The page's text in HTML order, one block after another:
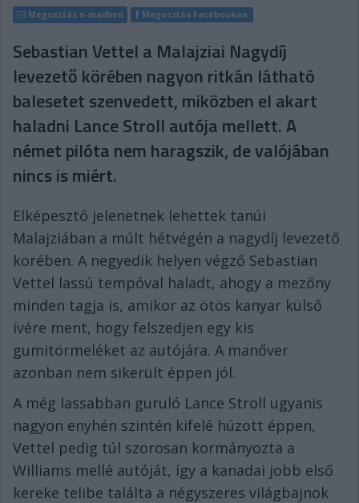
Megosztás e-mailben Megosztás Facebookon
Sebastian Vettel a Malajziai Nagydíj
levezető körében nagyon ritkán látható
balesetet szenvedett, miközben el akart
haladni Lance Stroll autója mellett. A
német pilóta nem haragszik, de valójában
nincs is miért.
Elképesztő jelenetnek lehettek tanúi
Malajziában a múlt hétvégén a nagydíj levezető
körében. A negyedik helyen végző Sebastian
Vettel lassú tempóval haladt, ahogy a mezőny
minden tagja is, amikor az ötös kanyar külső
ívére ment, hogy felszedjen egy kis
gumitörmeléket az autójára. A manőver
azonban nem sikerült éppen jól.
A még lassabban guruló Lance Stroll ugyanis
nagyon enyhén szintén kifelé húzott éppen,
Vettel pedig túl szorosan kormányozta a
Williams mellé autóját, így a kanadai jobb első
kereke telibe találta a négyszeres világbajnok